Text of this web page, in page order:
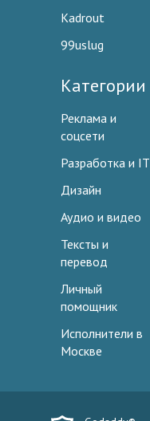
Kadrout
99uslug
Категории
Реклама и
соцсети
Разработка и IT
Дизайн
Аудио и видео
Тексты и
перевод
Личный
помощник
Исполнители в
Москве